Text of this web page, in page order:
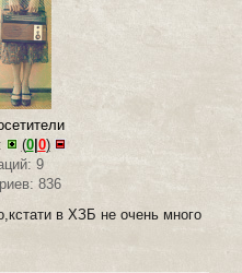
(0| 0)
9
836
в ХЗБ не очень много